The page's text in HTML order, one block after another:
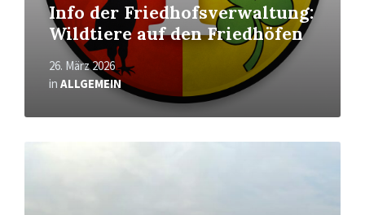
Info der Friedhofsverwaltung:
Wildtiere auf den Friedhöfen
26. März 2026
in ALLGEMEIN
Read